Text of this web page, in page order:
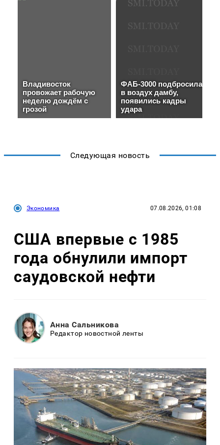
Следующая новость
Экономика 07.08.2026, 01:08
США впервые с 1985
года обнулили импорт
саудовской нефти
Анна Сальникова
Редактор новостной ленты